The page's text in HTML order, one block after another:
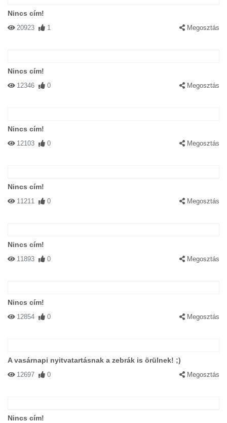
Nincs cím!
20923 1 Megosztás
Nincs cím!
12346 0 Megosztás
Nincs cím!
12103 0 Megosztás
Nincs cím!
11211 0 Megosztás
Nincs cím!
11893 0 Megosztás
Nincs cím!
12854 0 Megosztás
A vasárnapi nyitvatartásnak a zebrák is örülnek! ;)
12697 0 Megosztás
Nincs cím!